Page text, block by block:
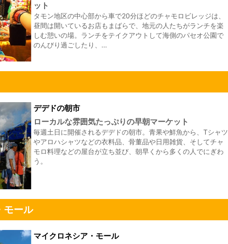
ット
タモン地区の中心部から車で20分ほどのチャモロビレッジは、
昼間は開いているお店もまばらで、地元の人たちがランチを楽
しむ憩いの場。ランチをテイクアウトして海側のパセオ公園で
のんびり過ごしたり、…
デデドの朝市
ローカルな雰囲気たっぷりの早朝マーケット
毎週土日に開催されるデデドの朝市。青果や鮮魚から、Tシャツ
やアロハシャツなどの衣料品、骨董品や日用雑貨、そしてチャ
モロ料理などの屋台が立ち並び、朝早くから多くの人でにぎわ
う。
モール
マイクロネシア・モール